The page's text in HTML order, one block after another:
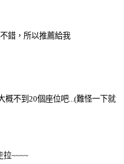
錯，所以推薦給我
概不到20個座位吧...(難怪一下就
拉~~~~